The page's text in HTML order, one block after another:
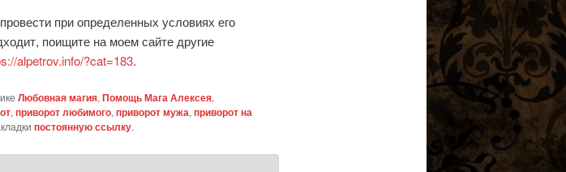
при определенных условиях его
поищите на моем сайте другие
alpetrov.info/?cat=183.
Любовная магия, Помощь Мага Алексея,
, приворот любимого, приворот мужа, приворот на
постоянную ссылку.